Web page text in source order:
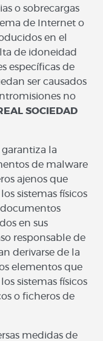
o sobrecargas
de Internet o
en el
de idoneidad
específicas de
ser causados
no
SOCIEDAD
garantiza la
de malware
ajenos que
sistemas físicos
documentos
en sus
responsable de
derivarse de la
elementos que
sistemas físicos
o ficheros de
medidas de